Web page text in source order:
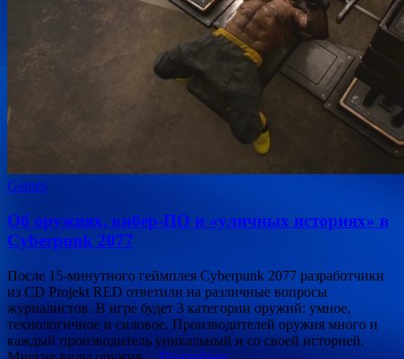
Games
Об оружиях, кибер-ПО и «уличных историях» в
Cyberpunk 2077
После 15-минутного геймплея Cyberpunk 2077 разработчики
из CD Projekt RED ответили на различные вопросы
журналистов. В игре будет 3 категории оружий: умное,
технологичное и силовое. Производителей оружия много и
каждый производитель уникальный и со своей историей.